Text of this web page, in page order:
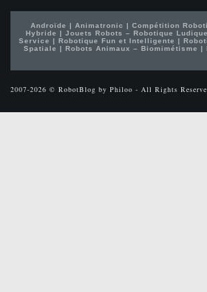
Androïde | Animatronic | Compétition
Hybride |Jouets Robots – Robotique Ludique
Service | Robotique Fun et Intelligente |
Spatiale | Robots Animaux – Biomimétisme |
2007-2026 © RobotBlog by Philoo - All Rights